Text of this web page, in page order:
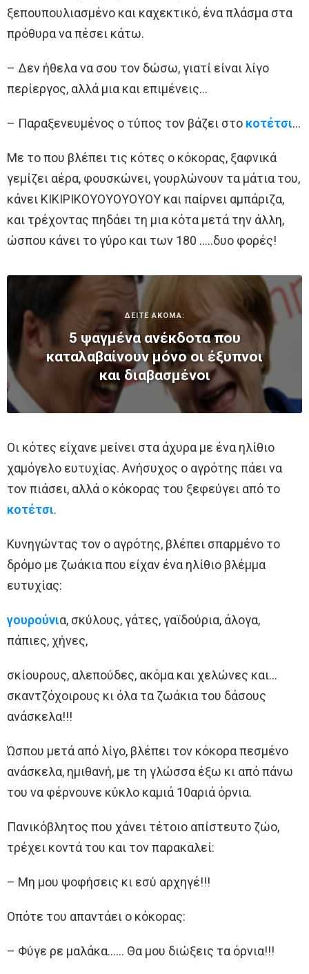
ξεπουπουλιασμένο και καχεκτικό, ένα πλάσμα στα
πρόθυρα να πέσει κάτω.
– Δεν ήθελα να σου τον δώσω, γιατί είναι λίγο
περίεργος, αλλά μια και επιμένεις…
– Παραξενευμένος ο τύπος τον βάζει στο κοτέτσι…
Με το που βλέπει τις κότες ο κόκορας, ξαφνικά
γεμίζει αέρα, φουσκώνει, γουρλώνουν τα μάτια του,
κάνει ΚΙΚΙΡΙΚΟΥΟΥΟΥΟΥΟΥ και παίρνει αμπάριζα,
και τρέχοντας πηδάει τη μια κότα μετά την άλλη,
ώσπου κάνει το γύρο και των 180 …..δυο φορές!
ΔΕΙΤΕ ΑΚΟΜΑ:
5 ψαγμένα ανέκδοτα που
καταλαβαίνουν μόνο οι έξυπνοι
και διαβασμένοι
Οι κότες είχανε μείνει στα άχυρα με ένα ηλίθιο
χαμόγελο ευτυχίας. Ανήσυχος ο αγρότης πάει να
τον πιάσει, αλλά ο κόκορας του ξεφεύγει από το
κοτέτσι.
Κυνηγώντας τον ο αγρότης, βλέπει σπαρμένο το
δρόμο με ζωάκια που είχαν ένα ηλίθιο βλέμμα
ευτυχίας:
γουρούνια, σκύλους, γάτες, γαϊδούρια, άλογα,
πάπιες, χήνες,
σκίουρους, αλεπούδες, ακόμα και χελώνες και…
σκαντζόχοιρους κι όλα τα ζωάκια του δάσους
ανάσκελα!!!
Ώσπου μετά από λίγο, βλέπει τον κόκορα πεσμένο
ανάσκελα, ημιθανή, με τη γλώσσα έξω κι από πάνω
του να φέρνουνε κύκλο καμιά 10αριά όρνια.
Πανικόβλητος που χάνει τέτοιο απίστευτο ζώο,
τρέχει κοντά του και τον παρακαλεί:
– Μη μου ψοφήσεις κι εσύ αρχηγέ!!!
Οπότε του απαντάει ο κόκορας:
– Φύγε ρε μαλάκα…… Θα μου διώξεις τα όρνια!!!